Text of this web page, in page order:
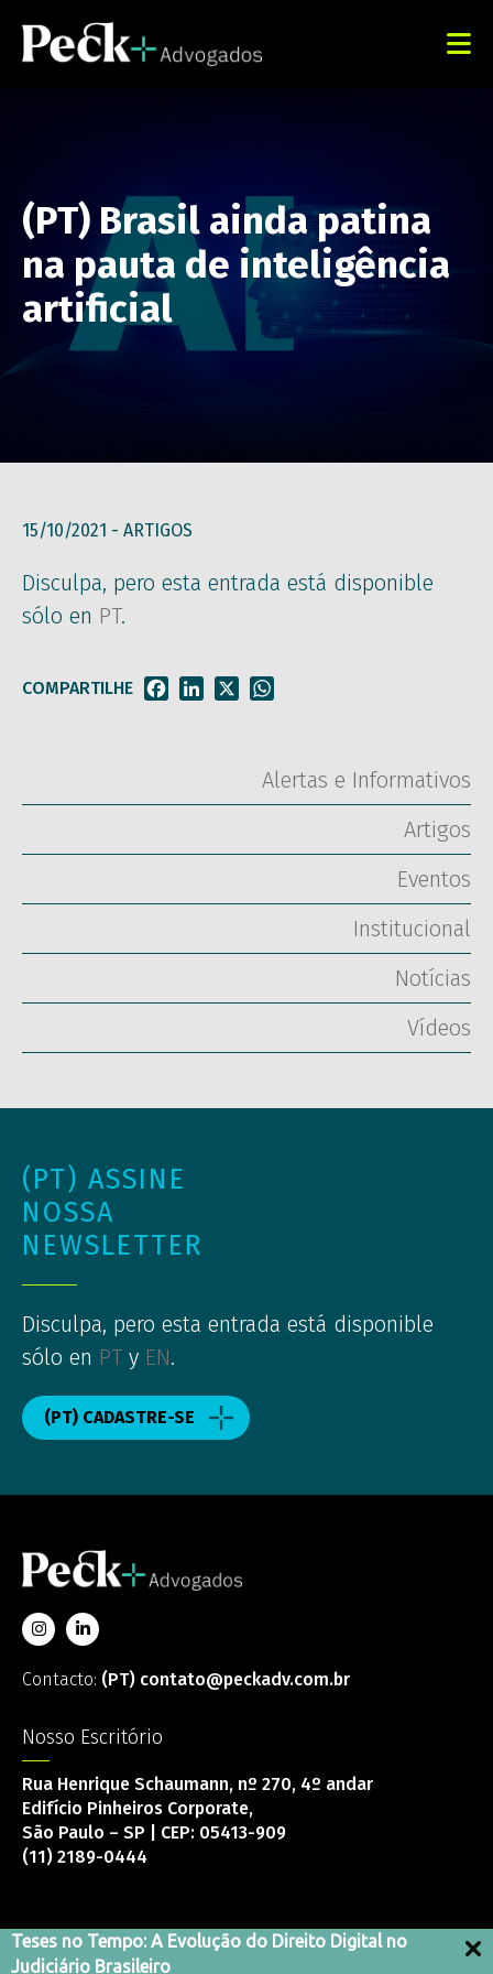
Teses no Tempo: A Evolução do Direito Digital no
Judiciário Brasileiro
(PT) Brasil ainda patina
na pauta de inteligência
artificial
15/10/2021 - ARTIGOS
Disculpa, pero esta entrada está disponible
sólo en PT.
COMPARTILHE FacebookLinkedIn
Alertas e Informativos
Artigos
Eventos
Institucional
Notícias
Vídeos
(PT) ASSINE
NOSSA
NEWSLETTER
Disculpa, pero esta entrada está disponible
sólo en PT y EN.
(PT) CADASTRE-SE
Contacto: (PT) contato@peckadv.com.br
Nosso Escritório
Rua Henrique Schaumann, nº 270, 4º andar
Edifício Pinheiros Corporate,
São Paulo – SP | CEP: 05413-909
(11) 2189-0444